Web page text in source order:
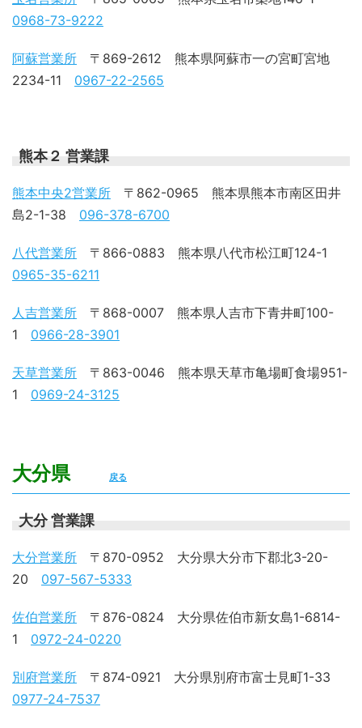
0968-73-9222
阿蘇営業所 〒869-2612 熊本県阿蘇市一の宮町宮地
2234-11 0967-22-2565
熊本２ 営業課
熊本中央2営業所 〒862-0965 熊本県熊本市南区田井
島2-1-38 096-378-6700
八代営業所 〒866-0883 熊本県八代市松江町124-1
0965-35-6211
人吉営業所 〒868-0007 熊本県人吉市下青井町100-
1 0966-28-3901
天草営業所
〒863-0046 熊本県天草市亀場町食場951-
1 0969-24-3125
大分県 戻る
大分 営業課
大分営業所 〒870-0952 大分県大分市下郡北3-20-
20 097-567-5333
佐伯営業所 〒876-0824 大分県佐伯市新女島1-6814-
1 0972-24-0220
別府営業所 〒874-0921 大分県別府市富士見町1-33
0977-24-7537